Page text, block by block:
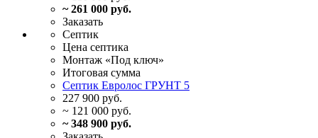
~ 261 000 руб.
Заказать
Септик
Цена септика
Монтаж «Под ключ»
Итоговая сумма
Септик Евролос ГРУНТ 5
227 900 руб.
~ 121 000 руб.
~ 348 900 руб.